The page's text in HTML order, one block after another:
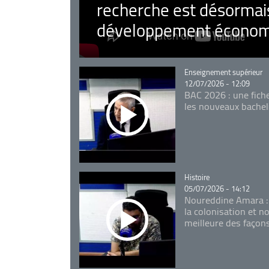
recherche est
développement
Catégorie
Enseignement supérieur
12/07/2026 - 12:09
BAC 2026 : une
les nouveaux
Catégorie
Histoire
05/07/2026 - 14:12
Noureddine Amara
la colonisation et
meilleure des